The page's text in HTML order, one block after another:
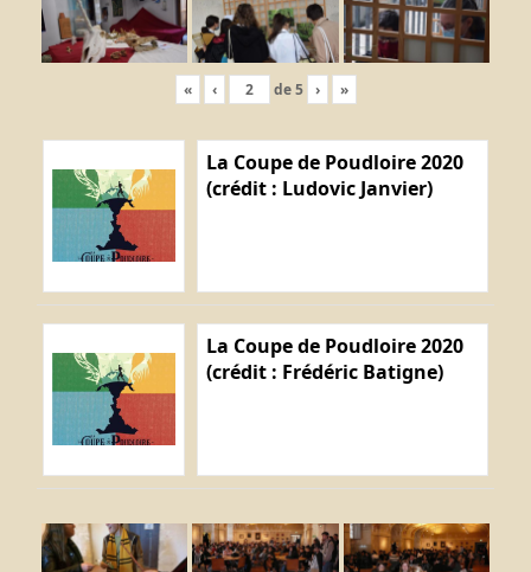
« ‹ de5 › »
La Coupe de Poudloire 2020
(crédit : Ludovic Janvier)
La Coupe de Poudloire 2020
(crédit : Frédéric Batigne)